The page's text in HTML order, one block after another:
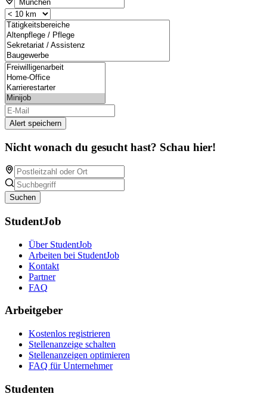
Alert speichern
Nicht wonach du gesucht hast? Schau hier!
Suchen
StudentJob
Über StudentJob
Arbeiten bei StudentJob
Kontakt
Partner
FAQ
Arbeitgeber
Kostenlos registrieren
Stellenanzeige schalten
Stellenanzeigen optimieren
FAQ für Unternehmer
Studenten